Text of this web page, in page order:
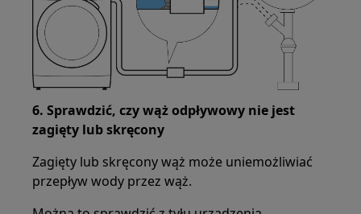
6. Sprawdzić, czy wąż odpływowy nie jest
zagięty lub skręcony
Zagięty lub skręcony wąż może uniemożliwiać
przepływ wody przez wąż.